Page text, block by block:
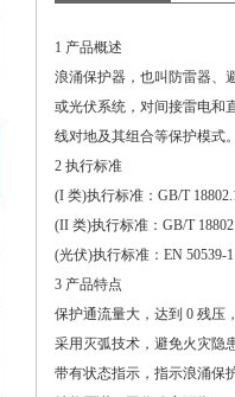
1 产品概述
浪涌保护器，也叫防雷器、
或光伏系统，对间接雷电和
线对地及其组合等保护模式
2 执行标准
(I 类)执行标准：GB/T
(II 类)执行标准：GB/T
(光伏)执行标准：EN 50539-
3 产品特点
保护通流量大，达到 0 残压
采用灭弧技术，避免火灾隐
带有状态指示，指示浪涌保